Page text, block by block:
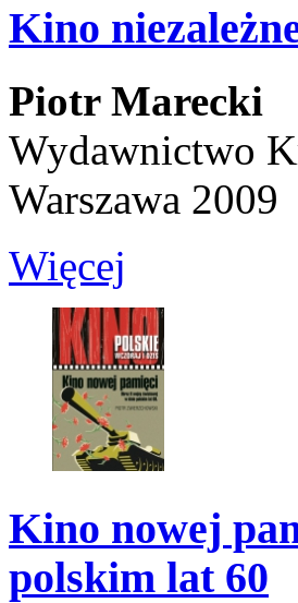
Kino
Piotr Marecki
Wydawnictwo
Warszawa 2009
Więcej
Kino nowej
polskim lat 60